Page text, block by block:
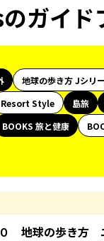
ガイド
地球の歩き方 Jシリー
Resort Style 島旅
BOOKS 旅と健康
地球の歩き方